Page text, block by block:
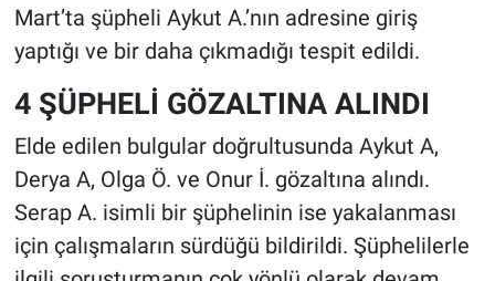
Mart’ta şüpheli Aykut A.’nın adresine giriş
yaptığı ve bir daha çıkmadığı tespit edildi.
4 ŞÜPHELİ GÖZALTINA ALINDI
Elde edilen bulgular doğrultusunda Aykut A,
Derya A, Olga Ö. ve Onur İ. gözaltına alındı.
Serap A. isimli bir şüphelinin ise yakalanması
için çalışmaların sürdüğü bildirildi. Şüphelilerle